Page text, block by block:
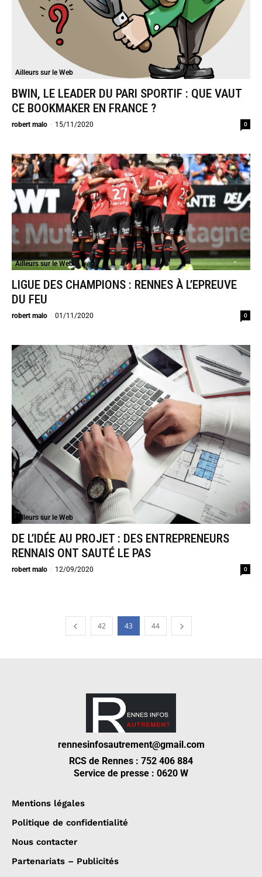
Ailleurs sur le Web
BWIN, LE LEADER DU PARI SPORTIF : QUE VAUT
CE BOOKMAKER EN FRANCE ?
robert malo - 15/11/2020 0
Ailleurs sur le Web
LIGUE DES CHAMPIONS : RENNES À L’EPREUVE
DU FEU
robert malo - 01/11/2020 0
Ailleurs sur le Web
DE L’IDÉE AU PROJET : DES ENTREPRENEURS
RENNAIS ONT SAUTÉ LE PAS
robert malo - 12/09/2020 0
42 43 44
rennesinfosautrement@gmail.com
RCS de Rennes : 752 406 884
Service de presse : 0620 W
Mentions légales
Politique de confidentialité
Nous contacter
Partenariats – Publicités